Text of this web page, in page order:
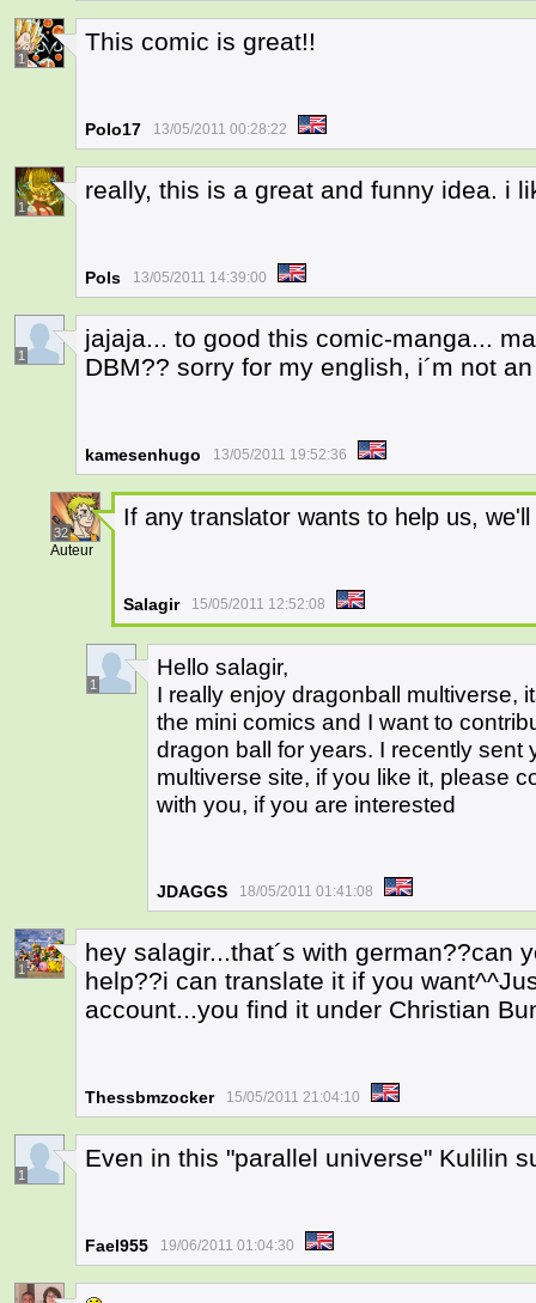
1
This comic is great!!
Polo17 13/05/2011 00:28:22
1
really, this is a great and funny idea. i
Pols 13/05/2011 14:39:00
1
jajaja... to good this comic-manga...
DBM?? sorry for my english, i´m not
kamesenhugo 13/05/2011 19:52:36
32
Auteur
If any translator wants to help us,
Salagir 15/05/2011 12:52:08
1
Hello salagir,
I really enjoy dragonball multiverse,
the mini comics and I want to
dragon ball for years. I recently sent
multiverse site, if you like it, please
with you, if you are interested
JDAGGS 18/05/2011 01:41:08
1
hey salagir...that´s with german??can
help??i can translate it if you
account...you find it under Christian
Thessbmzocker 15/05/2011 21:04:10
1
Even in this "parallel universe" Kulilin
Fael955 19/06/2011 01:04:30